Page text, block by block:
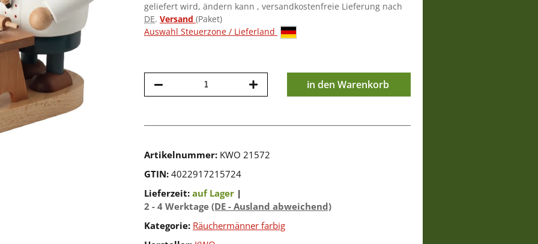
geliefert wird, ändern kann , versandkostenfreie Lieferung nach
DE. Versand (Paket)
Auswahl Steuerzone / Lieferland
in den Warenkorb
Artikelnummer: KWO 21572
GTIN: 4022917215724
Lieferzeit: auf Lager |
2 - 4 Werktage (DE - Ausland abweichend)
Kategorie: Räuchermänner farbig